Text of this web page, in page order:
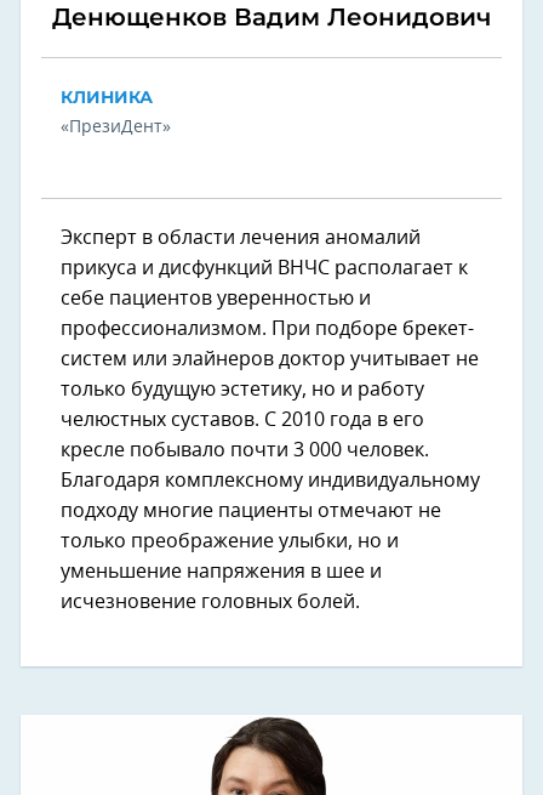
Денющенков Вадим Леонидович
КЛИНИКА
«ПрезиДент»
Эксперт в области лечения аномалий
прикуса и дисфункций ВНЧС располагает к
себе пациентов уверенностью и
профессионализмом. При подборе брекет-
систем или элайнеров доктор учитывает не
только будущую эстетику, но и работу
челюстных суставов. С 2010 года в его
кресле побывало почти 3 000 человек.
Благодаря комплексному индивидуальному
подходу многие пациенты отмечают не
только преображение улыбки, но и
уменьшение напряжения в шее и
исчезновение головных болей.